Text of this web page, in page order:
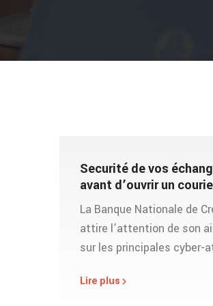
Securité de vos
avant d’ouvrir un
La Banque Nationale de
attire l’attention de son
sur les principales cyber-
Lire plus